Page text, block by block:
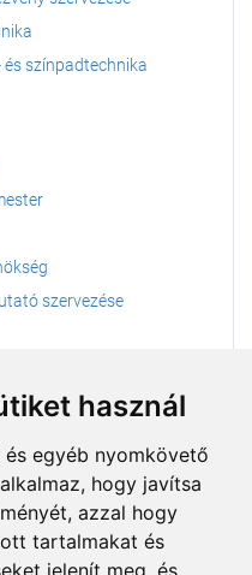
használ
egyéb nyomkövető
hogy javítsa
azzal hogy
tartalmakat és
jelenít meg, és
és színpadtechnika
szervezése
bérlése